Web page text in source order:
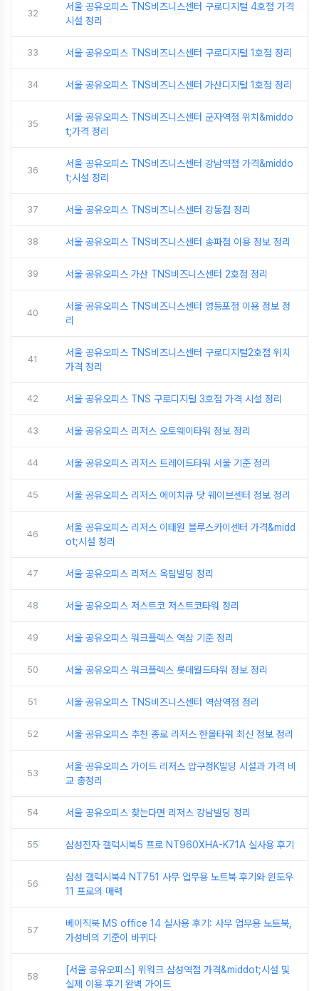
32
서울 공유오피스 TNS비즈니스센터 구로디지털 4호점 가격
시설 정리
33 서울 공유오피스 TNS비즈니스센터 구로디지털 1호점 정리
34 서울 공유오피스 TNS비즈니스센터 가산디지털 1호점 정리
35
서울 공유오피스 TNS비즈니스센터 군자역점 위치&middo
t;가격 정리
36
서울 공유오피스 TNS비즈니스센터 강남역점 가격&middo
t;시설 정리
37 서울 공유오피스 TNS비즈니스센터 강동점 정리
38 서울 공유오피스 TNS비즈니스센터 송파점 이용 정보 정리
39 서울 공유오피스 가산 TNS비즈니스센터 2호점 정리
40
서울 공유오피스 TNS비즈니스센터 영등포점 이용 정보 정
리
41
서울 공유오피스 TNS비즈니스센터 구로디지털2호점 위치
가격 정리
42 서울 공유오피스 TNS 구로디지털 3호점 가격 시설 정리
43 서울 공유오피스 리저스 오토웨이타워 정보 정리
44 서울 공유오피스 리저스 트레이드타워 서울 기준 정리
45 서울 공유오피스 리저스 에이치큐 닷 웨이브센터 정보 정리
46
서울 공유오피스 리저스 이태원 블루스카이센터 가격&midd
ot;시설 정리
47 서울 공유오피스 리저스 옥림빌딩 정리
48 서울 공유오피스 저스트코 저스트코타워 정리
49 서울 공유오피스 워크플렉스 역삼 기준 정리
50 서울 공유오피스 워크플렉스 롯데월드타워 정보 정리
51 서울 공유오피스 TNS비즈니스센터 역삼역점 정리
52 서울 공유오피스 추천 종로 리저스 한올타워 최신 정보 정리
53
서울 공유오피스 가이드 리저스 압구정K빌딩 시설과 가격 비
교 총정리
54 서울 공유오피스 찾는다면 리저스 강남빌딩 정리
55 삼성전자 갤럭시북5 프로 NT960XHA-K71A 실사용 후기
56
삼성 갤럭시북4 NT751 사무 업무용 노트북 후기와 윈도우
11 프로의 매력
57
베이직북 MS office 14 실사용 후기: 사무 업무용 노트북,
가성비의 기준이 바뀌다
58
[서울 공유오피스] 위워크 삼성역점 가격&middot;시설 및
실제 이용 후기 완벽 가이드